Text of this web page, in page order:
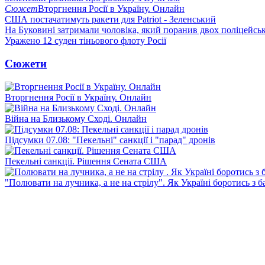
СюжетВторгнення Росії в Україну. Онлайн
США постачатимуть ракети для Patriot - Зеленський
На Буковині затримали чоловіка, який поранив двох
Уражено 12 суден тіньового флоту Росії
Сюжети
Вторгнення Росії в Україну. Онлайн
Війна на Близькому Сході. Онлайн
Підсумки 07.08: "Пекельні" санкції і "парад" дронів
Пекельні санкції. Рішення Сената США
"Полювати на лучника, а не на стрілу". Як Україні боротись з